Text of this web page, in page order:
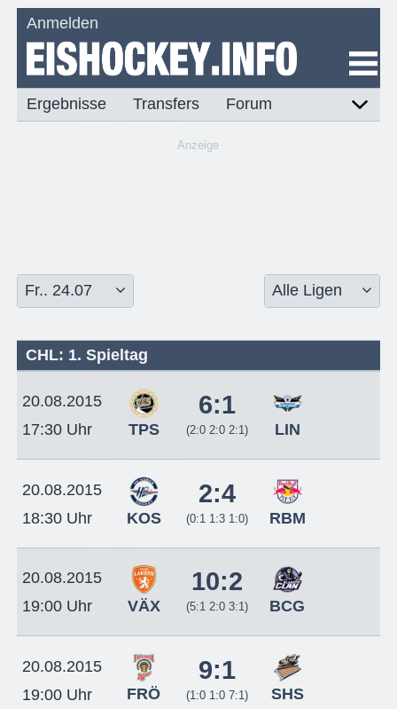
Anmelden
Ergebnisse Transfers Forum
Anzeige
CHL: 1. Spieltag
20.08.2015
17:30 Uhr
TPS
6:1
(2:0 2:0 2:1) LIN
20.08.2015
18:30 Uhr
KOS
2:4
(0:1 1:3 1:0) RBM
20.08.2015
19:00 Uhr
VÄX
10:2
(5:1 2:0 3:1) BCG
20.08.2015
19:00 Uhr
FRÖ
9:1
(1:0 1:0 7:1) SHS